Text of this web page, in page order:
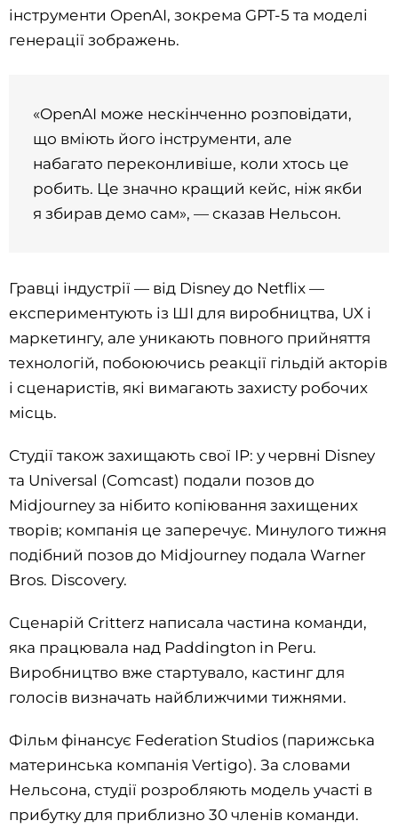
інструменти OpenAI, зокрема GPT-5 та моделі
генерації зображень.
«OpenAI може нескінченно розповідати,
що вміють його інструменти, але
набагато переконливіше, коли хтось це
робить. Це значно кращий кейс, ніж якби
я збирав демо сам», — сказав Нельсон.
Гравці індустрії — від Disney до Netflix —
експериментують із ШІ для виробництва, UX і
маркетингу, але уникають повного прийняття
технологій, побоюючись реакції гільдій акторів
і сценаристів, які вимагають захисту робочих
місць.
Студії також захищають свої IP: у червні Disney
та Universal (Comcast) подали позов до
Midjourney за нібито копіювання захищених
творів; компанія це заперечує. Минулого тижня
подібний позов до Midjourney подала Warner
Bros. Discovery.
Сценарій Critterz написала частина команди,
яка працювала над Paddington in Peru.
Виробництво вже стартувало, кастинг для
голосів визначать найближчими тижнями.
Фільм фінансує Federation Studios (парижська
материнська компанія Vertigo). За словами
Нельсона, студії розробляють модель участі в
прибутку для приблизно 30 членів команди.